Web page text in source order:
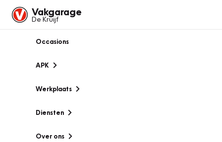
Vakgarage
De Kruijf
Occasions
APK
Werkplaats
Diensten
Over ons